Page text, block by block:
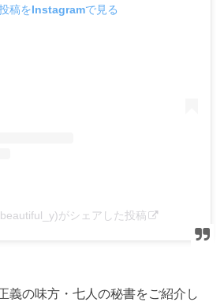
稿をInstagramで見る
がシェアした投稿
義の味方・七人の秘書をご紹介し